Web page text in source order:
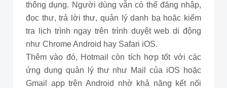
thông dụng. Người dùng vẫn có thể đăng nhập,
đọc thư, trả lời thư, quản lý danh bạ hoặc kiểm
tra lịch trình ngay trên trình duyệt web di động
như Chrome Android hay Safari iOS.
Thêm vào đó, Hotmail còn tích hợp tốt với các
ứng dụng quản lý thư như Mail của iOS hoặc
Gmail app trên Android nhờ khả năng kết nối